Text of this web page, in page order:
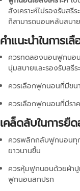
สังเคราะห์ไม่รองรับส
ก็สามารถนอนหลับสบา
คำแนะนำในการ
ควรทดลองนอนฟูกนอ
นุ่มสบายและรองรับสรีร
ควรเลือกฟูกนอนที่มีขน
ควรเลือกฟูกนอนที่มีรา
เคล็ดลับในการยื
ควรพลิกกลับฟูกนอนทุ
ยาวนานขึ้น
ควรหุ้มฟูกนอนด้วยผ้า
ฟูกนอนสกปรก